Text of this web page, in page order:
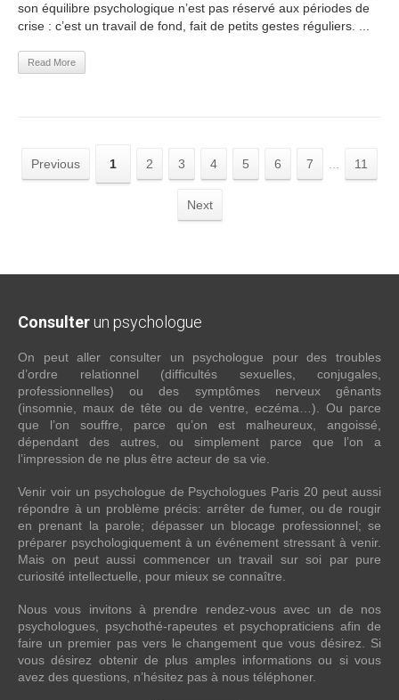
son équilibre psychologique n’est pas réservé aux périodes de
crise : c’est un travail de fond, fait de petits gestes réguliers. ...
Read More
Previous 1 2 3 4 5 6 7 11
Next
Consulter un psychologue
On peut aller consulter un psychologue pour des troubles
d’ordre relationnel (difficultés sexuelles, conjugales,
professionnelles) ou des symptômes nerveux gênants
(insomnie, maux de tête ou de ventre, eczéma…). Ou parce
que l’on souffre, parce qu’on est malheureux, angoissé,
dépendant des autres, ou simplement parce que l’on a
l’impression de ne plus être acteur de sa vie.
Venir voir un psychologue de Psychologues Paris 20 peut aussi
répondre à un problème précis: arrêter de fumer, ou de rougir
en prenant la parole; dépasser un blocage professionnel; se
préparer psychologiquement à un événement stressant à venir.
Mais on peut aussi commencer un travail sur soi par pure
curiosité intellectuelle, pour mieux se connaître.
Nous vous invitons à prendre rendez-vous avec un de nos
psychologues, psychothé-rapeutes et psychopraticiens afin de
faire un premier pas vers le changement que vous désirez. Si
vous désirez obtenir de plus amples informations ou si vous
avez des questions, n’hésitez pas à nous téléphoner.